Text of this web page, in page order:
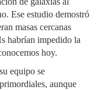
Ese estudio demostró
masas cercanas
habrían impedido la
hoy.
equipo se
aunque